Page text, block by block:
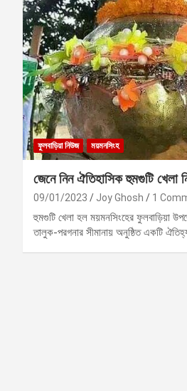
ফুলবাড়িয়া নিউজ ময়মনসিংহ
জেনে নিন ঐতিহাসিক হুমগুটি খেলা
09/01/2023 Joy Ghosh 1
হুমগুটি খেলা হল ময়মনসিংহের ফুলবাড়িয়া
তালুক-পরগনার সীমানায় অনুষ্ঠিত একটি